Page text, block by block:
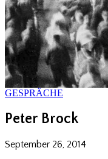
GESPRÄCHE
Peter Brock
September 26, 2014